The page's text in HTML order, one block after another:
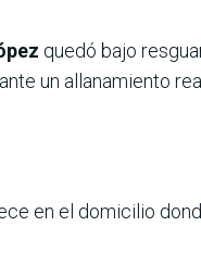
quedó bajo
un allanamiento
en el domicilio